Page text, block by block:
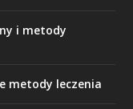
i metody
metody leczenia